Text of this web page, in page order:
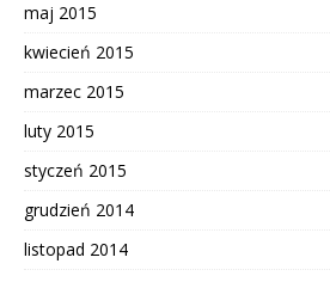
maj 2015
kwiecień 2015
marzec 2015
luty 2015
styczeń 2015
grudzień 2014
listopad 2014